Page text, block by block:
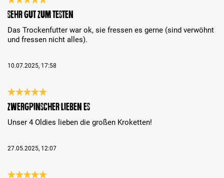
Recensione con valutazione di 5 su 5 stelle
Sehr gut zum Testen
Das Trockenfutter war ok, sie fressen es gerne (sind verwöhnt
und fressen nicht alles).
10.07.2025, 17:58
Recensione con valutazione di 5 su 5 stelle
Zwergpinscher lieben es
Unser 4 Oldies lieben die großen Kroketten!
27.05.2025, 12:07